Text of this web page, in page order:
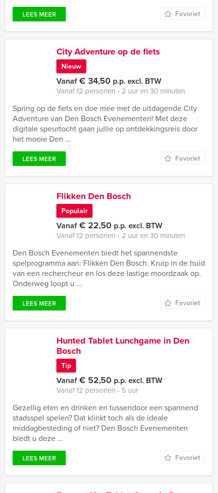
LEES MEER Favoriet
City Adventure op de fiets
Nieuw
Vanaf€ 34,50 p.p. excl. BTW
Vanaf 12 personen ‐ 2 uur en 30 minuten
Spring op de fiets en doe mee met de uitdagende City
Adventure van Den Bosch Evenementen! Met deze
digitale speurtocht gaan jullie op ontdekkingsreis door
het mooie Den ...
LEES MEER Favoriet
Flikken Den Bosch
Populair
Vanaf€ 22,50 p.p. excl. BTW
Vanaf 12 personen ‐ 2 uur en 30 minuten
Den Bosch Evenementen biedt het spannendste
spelprogramma aan: Flikken Den Bosch. Kruip in de huid
van een rechercheur en los deze lastige moordzaak op.
Onderweg loopt u ...
LEES MEER Favoriet
Hunted Tablet Lunchgame in Den
Bosch
Tip
Vanaf€ 52,50 p.p. excl. BTW
Vanaf 12 personen ‐ 5 uur
Gezellig eten en drinken en tussendoor een spannend
stadsspel spelen? Dat klinkt toch als de ideale
middagbesteding of niet? Den Bosch Evenementen
biedt u deze ...
LEES MEER Favoriet